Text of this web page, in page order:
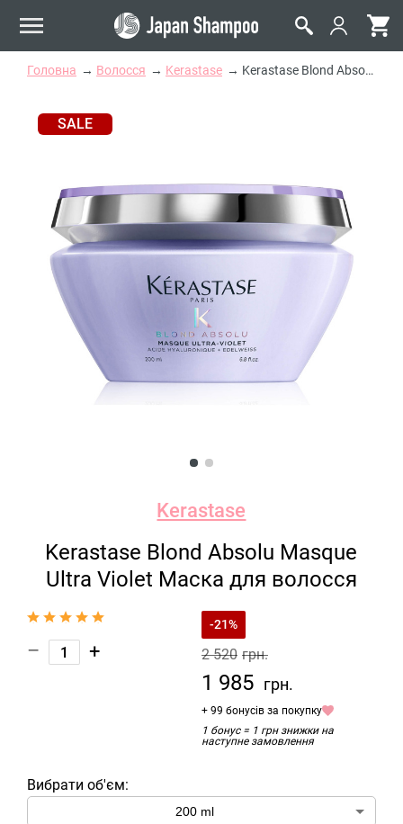
Головна Волосся Kerastase Kerastase Blond Absolu Masque Ultra Violet Маска для волосся
SALE
Kerastase
Kerastase Blond Absolu Masque
Ultra Violet Маска для волосся
– +
-21%
2 520 грн.
1 985 грн.
+ 99 бонусів за покупку
1 бонус = 1 грн знижки на
наступне замовлення
Вибрати об'єм: